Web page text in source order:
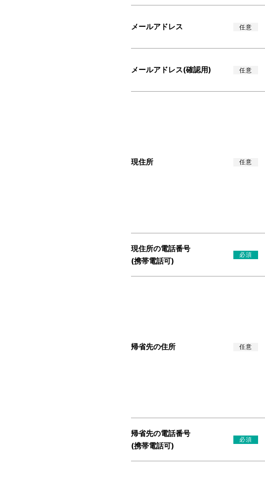
メールアドレス 任意
メールアドレス(確認用) 任意
現住所 任意
現住所の電話番号
(携帯電話可)
必須
帰省先の住所 任意
帰省先の電話番号
(携帯電話可)
必須